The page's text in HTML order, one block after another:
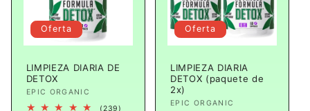
Oferta
LIMPIEZA DIARIA DE
DETOX
Proveedor:
EPIC ORGANIC
(239)
Oferta
LIMPIEZA DIARIA
DETOX (paquete de
2x)
Proveedor:
EPIC ORGANIC